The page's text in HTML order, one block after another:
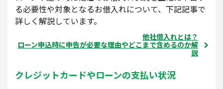
る必要性や対象となるお借入れについて、下記記事で
詳しく解説しています。
他社借入れとは？
ローン申込時に申告が必要な理由やどこまで含めるのか解
説
クレジットカードやローンの支払い状況